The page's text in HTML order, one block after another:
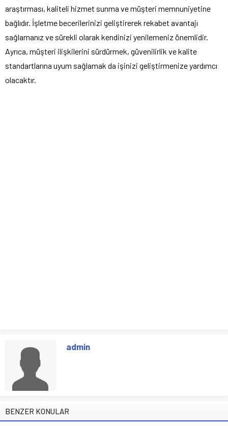
araştırması, kaliteli hizmet sunma ve müşteri memnuniyetine
bağlıdır. İşletme becerilerinizi geliştirerek rekabet avantajı
sağlamanız ve sürekli olarak kendinizi yenilemeniz önemlidir.
Ayrıca, müşteri ilişkilerini sürdürmek, güvenilirlik ve kalite
standartlarına uyum sağlamak da işinizi geliştirmenize yardımcı
olacaktır.
admin
BENZER KONULAR